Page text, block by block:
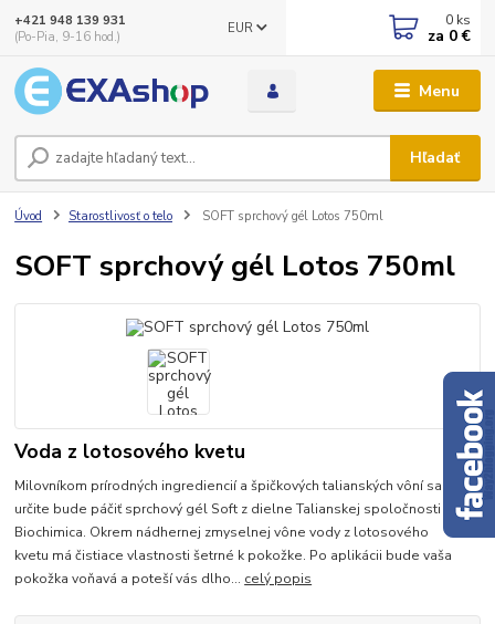
Menu
EUR
Hľadať
+421 948 139 931
(Po-Pia, 9-16 hod.)
0 ks
za 0 €
Úvod Starostlivosť o telo SOFT sprchový gél Lotos 750ml
SOFT sprchový gél Lotos 750ml
Voda z lotosového kvetu
Milovníkom prírodných ingrediencií a špičkových talianských vôní sa
určite bude páčiť sprchový gél Soft z dielne Talianskej spoločnosti
Biochimica. Okrem nádhernej zmyselnej vône vody z lotosového
kvetu má čistiace vlastnosti šetrné k pokožke. Po aplikácii bude vaša
pokožka voňavá a poteší vás dlho... celý popis